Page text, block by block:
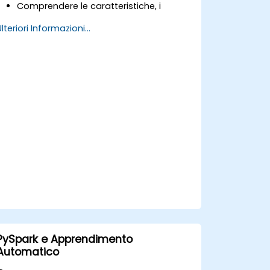
Comprendere le caratteristiche, i
Spark e Hadoop.
Informazioni...
e Apprendimento